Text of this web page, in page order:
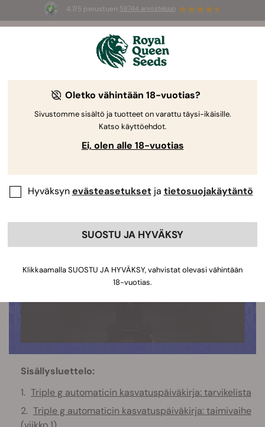
4.7/5 perustuen 58744 arvosteluun
Summer Sales: jopa –50 %
valikoiduista tuotteista! ⏤
Kannabiksen kasvatusopas Royal Queen Seedsiltä
Kasvatusopas Aihehaku
Luke Sumpter
Sisällysluettelo:
Triple g automaticin kasvatuspäiväkirja: tarvikelista
Triple g automaticin kasvatuspäiväkirja: taimivaihe
Oletko vähintään 18-vuotias?
Sivustomme sisältö ja tuotteet on varattu täysi-ikäisille.
Katso käyttöehdot.
Ei, olen alle 18-vuotias
Hyväksynevästeasetuksetja tietosuojakäytäntö
SUOSTU JA HYVÄKSY
Klikkaamalla SUOSTU JA HYVÄKSY, vahvistat olevasi vähintään
18-vuotias.